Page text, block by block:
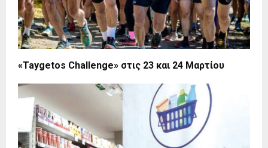
«Taygetos Challenge» στις 23 και 24 Μαρτίου